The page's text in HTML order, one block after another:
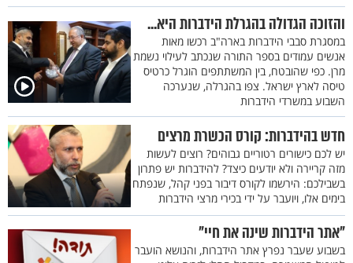
והזוכה הגדולה בהגרלת הידברות היא...
במסגרת סבבי הידברות בארה"ב רכשו מאות
אנשים עמודים בספר התורה שנכתב לעילוי נשמת
מרן. כפי שהובטח, בין המשתתפים הוגרל כרטיס
טיסה לארץ ישראל. צפו בהגרלה, שנערכה
השבוע במשרדי הידברות
חדש בהידברות: קורס הכשרת מרצים
יש לכם כישורים רטוריים גבוהים? רוצים לעשות
מזה קריירה ולא יודעים כיצד? להידברות יש פתרון
בשבילכם: הירשמו לקורס דיבור בפני קהל, שנפתח
בימים אלו, ויועבר על ידי בכירי מרצי הידברות
"אתר הידברות שינה את חיי"
בשבוע שעבר נפרץ אתר הידברות, והנושא הועבר